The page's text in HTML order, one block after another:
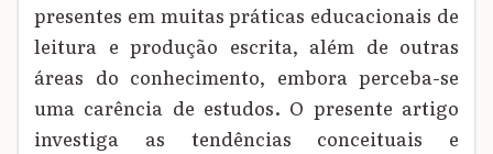
presentes em muitas práticas educacionais de
leitura e produção escrita, além de outras
áreas do conhecimento, embora perceba-se
uma carência de estudos. O presente artigo
investiga as tendências conceituais e